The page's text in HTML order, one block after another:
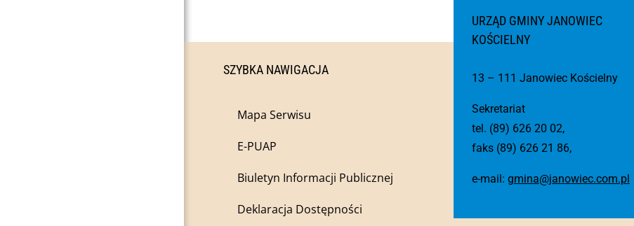
SZYBKA NAWIGACJA
Mapa Serwisu
E-PUAP
Biuletyn Informacji Publicznej
Deklaracja Dostępności
URZĄD GMINY JANOWIEC
KOŚCIELNY
13 – 111 Janowiec Kościelny
Sekretariat
tel. (89) 626 20 02,
faks (89) 626 21 86,
e-mail: gmina@janowiec.com.pl